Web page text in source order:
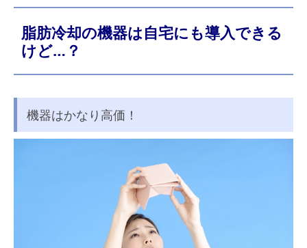
脂肪冷却の機器は自宅にも導入できる
けど…？
機器はかなり高価！